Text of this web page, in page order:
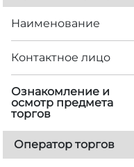
Наименование
Контактное лицо
Ознакомление и
осмотр предмета
торгов
Оператор торгов